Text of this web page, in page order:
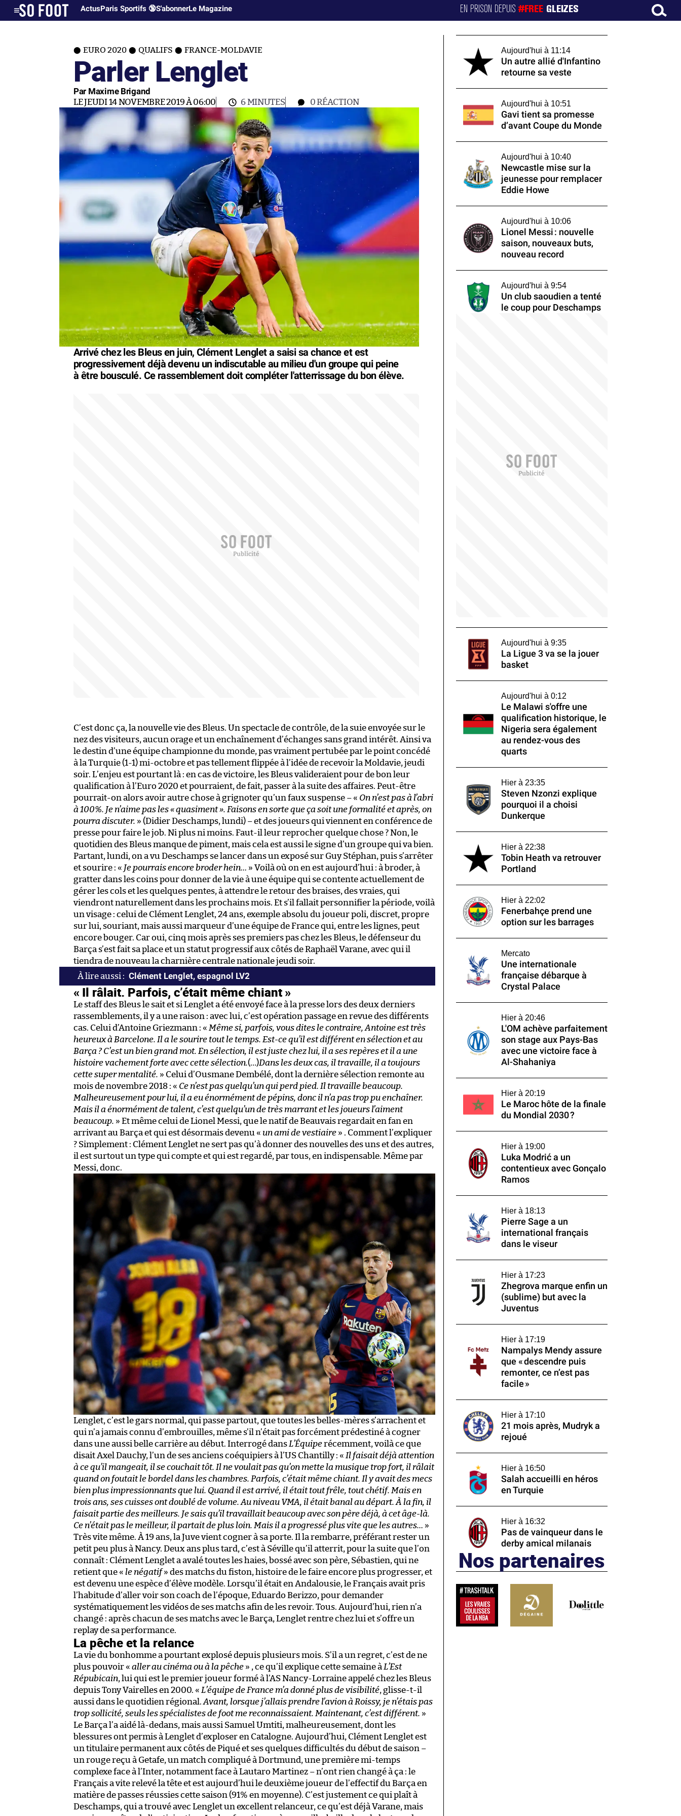
ActusParis Sportifs 🔞S'abonnerLe Magazine EN PRISON DEPUIS#FREE GLEIZES
EURO 2020 QUALIFS FRANCE-MOLDAVIE
Parler Lenglet
Par Maxime Brigand
LE JEUDI 14 NOVEMBRE 2019 À 06:00 6 MINUTES 0RÉACTION
Arrivé chez les Bleus en juin, Clément Lenglet a saisi sa chance et est
progressivement déjà devenu un indiscutable au milieu d'un groupe qui peine
à être bousculé. Ce rassemblement doit compléter l'atterrissage du bon élève.
C’est donc ça, la nouvelle vie des Bleus. Un spectacle de contrôle, de la suie envoyée sur le
nez des visiteurs, aucun orage et un enchaînement d’échanges sans grand intérêt. Ainsi va
le destin d’une équipe championne du monde, pas vraiment pertubée par le point concédé
à la Turquie (1-1) mi-octobre et pas tellement flippée à l’idée de recevoir la Moldavie, jeudi
soir. L’enjeu est pourtant là : en cas de victoire, les Bleus valideraient pour de bon leur
qualification à l’Euro 2020 et pourraient, de fait, passer à la suite des affaires. Peut-être
pourrait-on alors avoir autre chose à grignoter qu’un faux suspense – « On n’est pas à l’abri
à 100%. Je n’aime pas les « quasiment ». Faisons en sorte que ça soit une formalité et après, on
pourra discuter. » (Didier Deschamps, lundi) – et des joueurs qui viennent en conférence de
presse pour faire le job. Ni plus ni moins. Faut-il leur reprocher quelque chose ? Non, le
quotidien des Bleus manque de piment, mais cela est aussi le signe d’un groupe qui va bien.
Partant, lundi, on a vu Deschamps se lancer dans un exposé sur Guy Stéphan, puis s’arrêter
et sourire : « Je pourrais encore broder hein… » Voilà où on en est aujourd’hui : à broder, à
gratter dans les coins pour donner de la vie à une équipe qui se contente actuellement de
gérer les cols et les quelques pentes, à attendre le retour des braises, des vraies, qui
viendront naturellement dans les prochains mois. Et s’il fallait personnifier la période, voilà
un visage : celui de Clément Lenglet, 24 ans, exemple absolu du joueur poli, discret, propre
sur lui, souriant, mais aussi marqueur d’une équipe de France qui, entre les lignes, peut
encore bouger. Car oui, cinq mois après ses premiers pas chez les Bleus, le défenseur du
Barça s’est fait sa place et un statut progressif aux côtés de Raphaël Varane, avec qui il
tiendra de nouveau la charnière centrale nationale jeudi soir.
Clément Lenglet, espagnol LV2
« Il râlait. Parfois, c’était même chiant »
Le staff des Bleus le sait et si Lenglet a été envoyé face à la presse lors des deux derniers
rassemblements, il y a une raison : avec lui, c’est opération passage en revue des différents
cas. Celui d’Antoine Griezmann : « Même si, parfois, vous dites le contraire, Antoine est très
heureux à Barcelone. Il a le sourire tout le temps. Est-ce qu’il est différent en sélection et au
Barça ? C’est un bien grand mot. En sélection, il est juste chez lui, il a ses repères et il a une
histoire vachement forte avec cette sélection.(…)Dans les deux cas, il travaille, il a toujours
cette super mentalité. » Celui d’Ousmane Dembélé, dont la dernière sélection remonte au
mois de novembre 2018 : « Ce n’est pas quelqu’un qui perd pied. Il travaille beaucoup.
Malheureusement pour lui, il a eu énormément de pépins, donc il n’a pas trop pu enchaîner.
Mais il a énormément de talent, c’est quelqu’un de très marrant et les joueurs l’aiment
beaucoup. » Et même celui de Lionel Messi, que le natif de Beauvais regardait en fan en
arrivant au Barça et qui est désormais devenu « un ami de vestiaire » . Comment l’expliquer
? Simplement : Clément Lenglet ne sert pas qu’à donner des nouvelles des uns et des autres,
il est surtout un type qui compte et qui est regardé, par tous, en indispensable. Même par
Messi, donc.
Lenglet, c’est le gars normal, qui passe partout, que toutes les belles-mères s’arrachent et
qui n’a jamais connu d’embrouilles, même s’il n’était pas forcément prédestiné à cogner
dans une aussi belle carrière au début. Interrogé dans L’Équiperécemment, voilà ce que
disait Axel Dauchy, l’un de ses anciens coéquipiers à l’US Chantilly : « Il faisait déjà attention
à ce qu’il mangeait, il se couchait tôt. Il ne voulait pas qu’on mette la musique trop fort, il râlait
quand on foutait le bordel dans les chambres. Parfois, c’était même chiant. Il y avait des mecs
bien plus impressionnants que lui. Quand il est arrivé, il était tout frêle, tout chétif. Mais en
trois ans, ses cuisses ont doublé de volume. Au niveau VMA, il était banal au départ. À la fin, il
faisait partie des meilleurs. Je sais qu’il travaillait beaucoup avec son père déjà, à cet âge-là.
Ce n’était pas le meilleur, il partait de plus loin. Mais il a progressé plus vite que les autres… »
Très vite même. À 19 ans, la Juve vient cogner à sa porte. Il la rembarre, préférant rester un
petit peu plus à Nancy. Deux ans plus tard, c’est à Séville qu’il atterrit, pour la suite que l’on
connaît : Clément Lenglet a avalé toutes les haies, bossé avec son père, Sébastien, qui ne
retient que « le négatif» des matchs du fiston, histoire de le faire encore plus progresser, et
est devenu une espèce d’élève modèle. Lorsqu’il était en Andalousie, le Français avait pris
l’habitude d’aller voir son coach de l’époque, Eduardo Berizzo, pour demander
systématiquement les vidéos de ses matchs afin de les revoir. Tous. Aujourd’hui, rien n’a
changé : après chacun de ses matchs avec le Barça, Lenglet rentre chez lui et s’offre un
replay de sa performance.
La pêche et la relance
La vie du bonhomme a pourtant explosé depuis plusieurs mois. S’il a un regret, c’est de ne
plus pouvoir « aller au cinéma ou à la pêche » , ce qu’il explique cette semaine à L’Est
Répubicain, lui qui est le premier joueur formé à l’AS Nancy-Lorraine appelé chez les Bleus
depuis Tony Vairelles en 2000. « L’équipe de France m’a donné plus de visibilité, glisse-t-il
aussi dans le quotidien régional. Avant, lorsque j’allais prendre l’avion à Roissy, je n’étais pas
trop sollicité, seuls les spécialistes de foot me reconnaissaient. Maintenant, c’est différent. »
Le Barça l’a aidé là-dedans, mais aussi Samuel Umtiti, malheureusement, dont les
blessures ont permis à Lenglet d’exploser en Catalogne. Aujourd’hui, Clément Lenglet est
un titulaire permanent aux côtés de Piqué et ses quelques difficultés du début de saison –
un rouge reçu à Getafe, un match compliqué à Dortmund, une première mi-temps
complexe face à l’Inter, notamment face à Lautaro Martinez – n’ont rien changé à ça : le
Français a vite relevé la tête et est aujourd’hui le deuxième joueur de l’effectif du Barça en
matière de passes réussies cette saison (91% en moyenne). C’est justement ce qui plaît à
Deschamps, qui a trouvé avec Lenglet un excellent relanceur, ce qu’est déjà Varane, mais
Aujourd'hui à 11:14
Un autre allié d'Infantino
retourne sa veste
Aujourd'hui à 10:51
Gavi tient sa promesse
d’avant Coupe du Monde
Aujourd'hui à 10:40
Newcastle mise sur la
jeunesse pour remplacer
Eddie Howe
Aujourd'hui à 10:06
Lionel Messi : nouvelle
saison, nouveaux buts,
nouveau record
Aujourd'hui à 9:54
Un club saoudien a tenté
le coup pour Deschamps
Aujourd'hui à 9:35
La Ligue 3 va se la jouer
basket
Aujourd'hui à 0:12
Le Malawi s'offre une
qualification historique, le
Nigeria sera également
au rendez-vous des
quarts
Hier à 23:35
Steven Nzonzi explique
pourquoi il a choisi
Dunkerque
Hier à 22:38
Tobin Heath va retrouver
Portland
Hier à 22:02
Fenerbahçe prend une
option sur les barrages
Mercato
Une internationale
française débarque à
Crystal Palace
Hier à 20:46
L'OM achève parfaitement
son stage aux Pays-Bas
avec une victoire face à
Al-Shahaniya
Hier à 20:19
Le Maroc hôte de la finale
du Mondial 2030 ?
Hier à 19:00
Luka Modrić a un
contentieux avec Gonçalo
Ramos
Hier à 18:13
Pierre Sage a un
international français
dans le viseur
Hier à 17:23
Zhegrova marque enfin un
(sublime) but avec la
Juventus
Hier à 17:19
Nampalys Mendy assure
que « descendre puis
remonter, ce n’est pas
facile »
Hier à 17:10
21 mois après, Mudryk a
rejoué
Hier à 16:50
Salah accueilli en héros
en Turquie
Hier à 16:32
Pas de vainqueur dans le
derby amical milanais
Nos partenaires